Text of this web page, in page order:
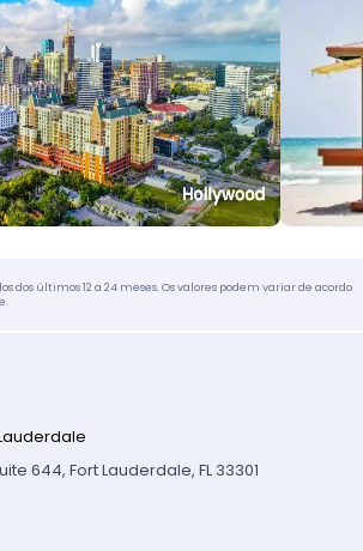
dos últimos 12 a 24 meses. Os valores podem variar de acordo
644, Fort Lauderdale, FL 33301